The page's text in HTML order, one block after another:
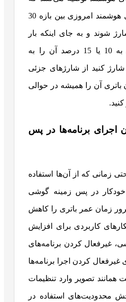
بهتر است گوشی‌های هوشمند امروزی بین بازه 30
شوند و به جای اینکه بار
رسیدن شارژ باتری به 10 یا 15 درصد آن را به
کنید از شارژهای جزئی
باتری آن را همیشه در حوالی
اجرای برنامه‌ها در پس
زمانی که از آن‌ها استفاده
در پس زمینه گوشی
زمان عمر باتری را کاهش
کاربردی برای افزایش
غیرفعال کردن برنامه‌های
کردن اجرا برنامه‌ها
تصویر وارد تنظیمات
محدودیت‌های استفاده در